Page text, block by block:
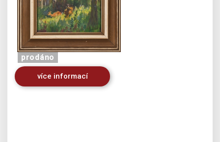
prodáno
více informací